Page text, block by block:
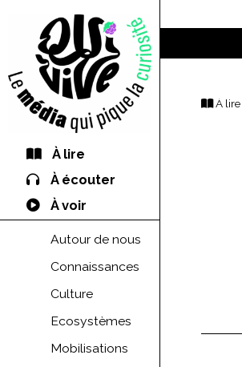
À lire
À écouter
À voir
Autour de nous
Connaissances
Culture
Ecosystèmes
Mobilisations
À lire